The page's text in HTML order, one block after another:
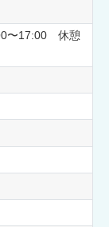
〜17:00 休憩